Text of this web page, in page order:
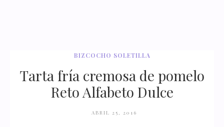
BIZCOCHO SOLETILLA
Tarta fría cremosa de pomelo
Reto Alfabeto Dulce
ABRIL 25, 2016